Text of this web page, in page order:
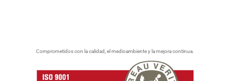
Comprometidos con la calidad, el medioambiente y la mejora continua.